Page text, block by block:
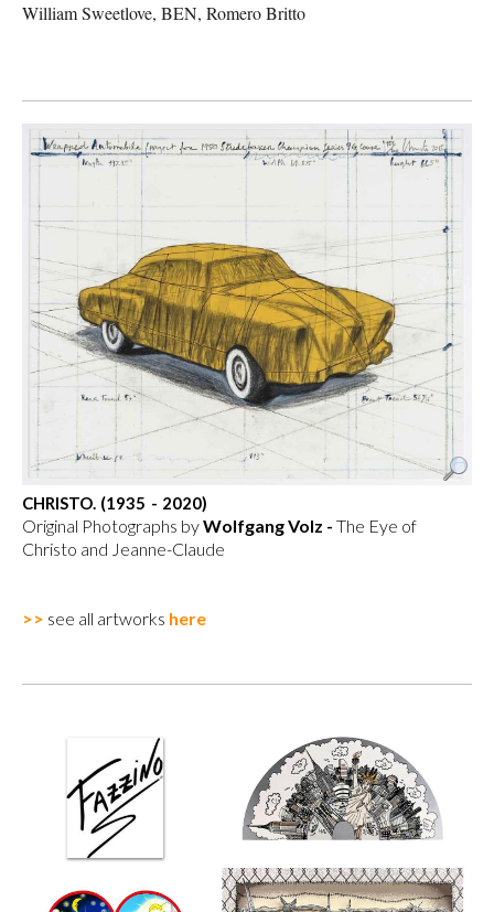
William Sweetlove, BEN, Romero Britto
CHRISTO. (1935 - 2020)
Original Photographs byWolfgang Volz - The Eye of
Christo and Jeanne-Claude
>> see all artworks here